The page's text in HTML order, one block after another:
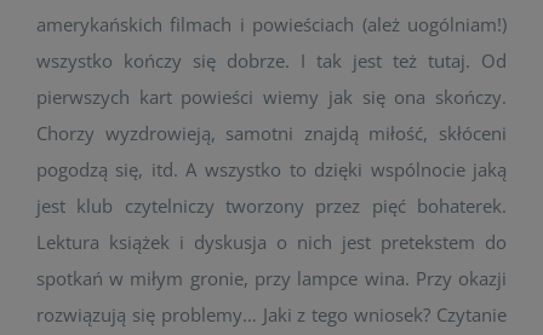
amerykańskich filmach i powieściach (ależ uogólniam!)
wszystko kończy się dobrze. I tak jest też tutaj. Od
pierwszych kart powieści wiemy jak się ona skończy.
Chorzy wyzdrowieją, samotni znajdą miłość, skłóceni
pogodzą się, itd. A wszystko to dzięki wspólnocie jaką
jest klub czytelniczy tworzony przez pięć bohaterek.
Lektura książek i dyskusja o nich jest pretekstem do
spotkań w miłym gronie, przy lampce wina. Przy okazji
rozwiązują się problemy… Jaki z tego wniosek? Czytanie